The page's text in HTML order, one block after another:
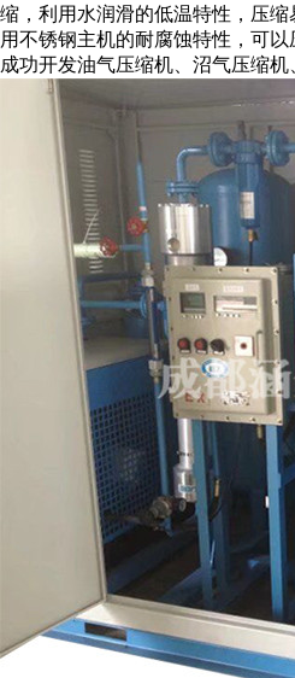
缩，利用水润滑的低温特性，压
用不锈钢主机的耐腐蚀特性，可
成功开发油气压缩机、沼气压缩机